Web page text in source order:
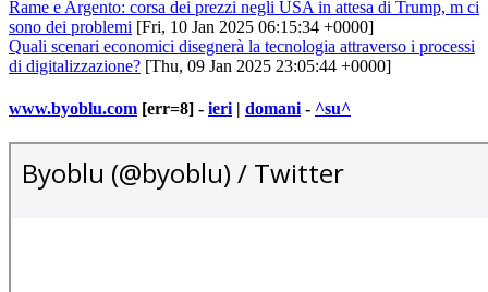
Rame e Argento: corsa dei prezzi negli USA in attesa di Trump, m ci
sono dei problemi [Fri, 10 Jan 2025 06:15:34 +0000]
Quali scenari economici disegnerà la tecnologia attraverso i processi
di digitalizzazione? [Thu, 09 Jan 2025 23:05:44 +0000]
www.byoblu.com [err=8] - ieri | domani - ^su^